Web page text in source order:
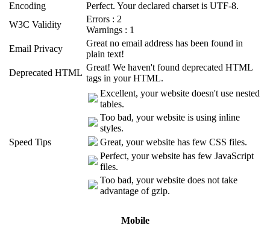
Encoding
Perfect. Your declared charset is UTF-8.
W3C Validity
Errors : 2
Warnings : 1
Email Privacy
Great no email address has been found in
plain text!
Deprecated HTML
Great! We haven't found deprecated HTML
tags in your HTML.
Speed Tips
Excellent, your website doesn't use nested
tables.
Too bad, your website is using inline
styles.
Great, your website has few CSS files.
Perfect, your website has few JavaScript
files.
Too bad, your website does not take
advantage of gzip.
Mobile